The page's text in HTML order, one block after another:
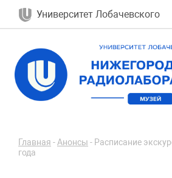
Университет Лобачевского
Главная -Анонсы - Расписание
года